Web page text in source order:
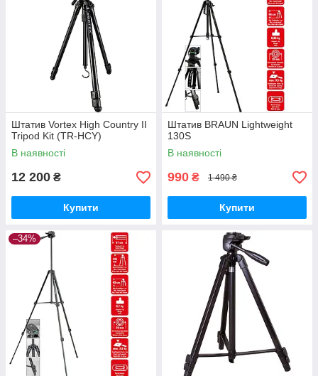
Штатив Vortex High Country II
Tripod Kit (TR-HCY)
В наявності
12 200 ₴
Купити
Штатив BRAUN Lightweight
130S
В наявності
990 ₴ 1 490 ₴
Купити
–34%